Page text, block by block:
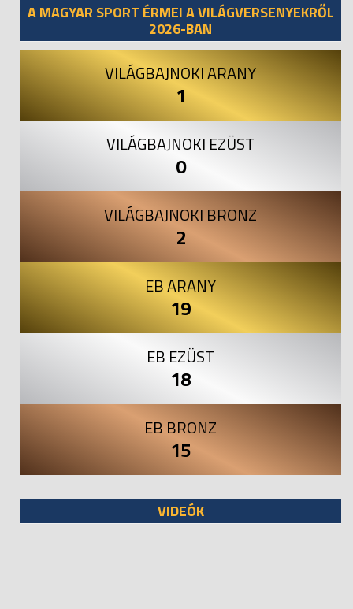
A MAGYAR SPORT ÉRMEI A VILÁGVERSENYEKRŐL
2026-BAN
VILÁGBAJNOKI ARANY
1
VILÁGBAJNOKI EZÜST
0
VILÁGBAJNOKI BRONZ
2
EB ARANY
19
EB EZÜST
18
EB BRONZ
15
VIDEÓK